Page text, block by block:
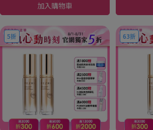
加入購物車
5折 63折